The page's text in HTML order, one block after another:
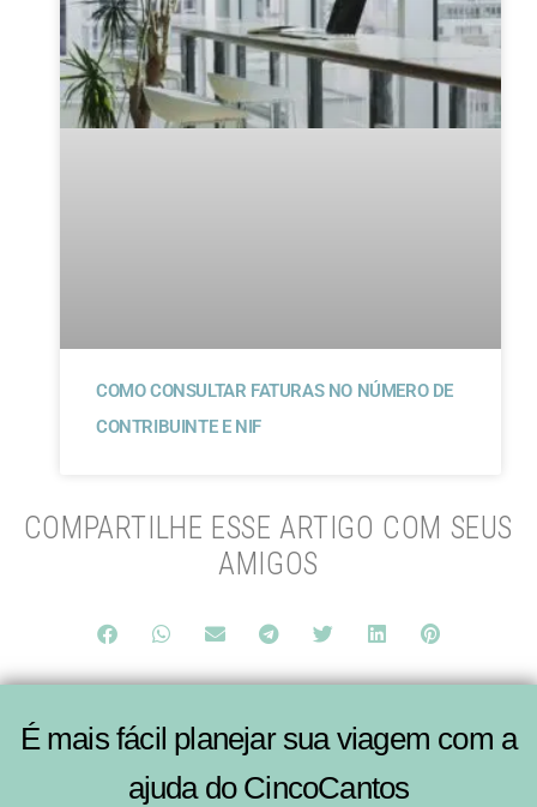
COMO CONSULTAR FATURAS NO NÚMERO DE
CONTRIBUINTE E NIF
COMPARTILHE ESSE ARTIGO COM SEUS
AMIGOS
É mais fácil planejar sua viagem com a
ajuda do CincoCantos